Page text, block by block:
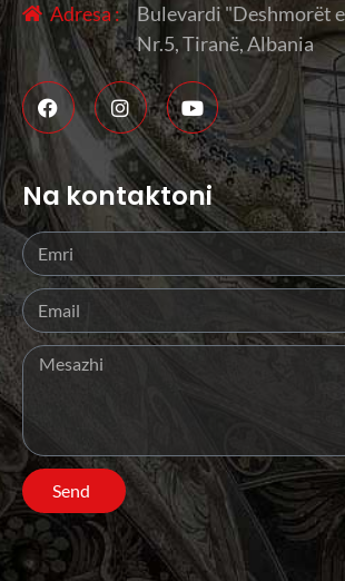
Adresa :
Bulevardi "Deshmorët
Nr.5, Tiranë, Albania
Na kontaktoni
Send